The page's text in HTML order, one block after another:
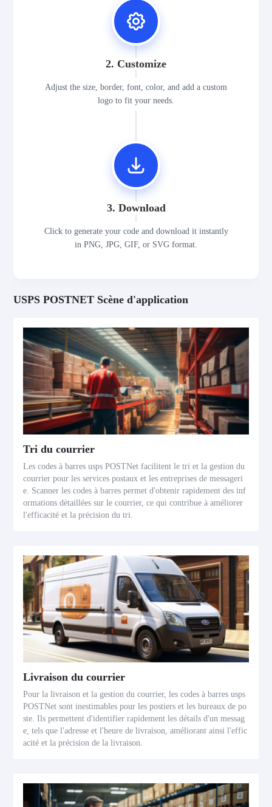
2. Customize
Adjust the size, border, font, color, and add a custom
logo to fit your needs.
3. Download
Click to generate your code and download it instantly
in PNG, JPG, GIF, or SVG format.
USPS POSTNET Scène d'application
Tri du courrier
Les codes à barres usps POSTNet facilitent le tri et la gestion du
courrier pour les services postaux et les entreprises de messageri
e. Scanner les codes à barres permet d'obtenir rapidement des inf
ormations détaillées sur le courrier, ce qui contribue à améliorer
l'efficacité et la précision du tri.
Livraison du courrier
Pour la livraison et la gestion du courrier, les codes à barres usps
POSTNet sont inestimables pour les postiers et les bureaux de po
ste. Ils permettent d'identifier rapidement les détails d'un messag
e, tels que l'adresse et l'heure de livraison, améliorant ainsi l'effic
acité et la précision de la livraison.